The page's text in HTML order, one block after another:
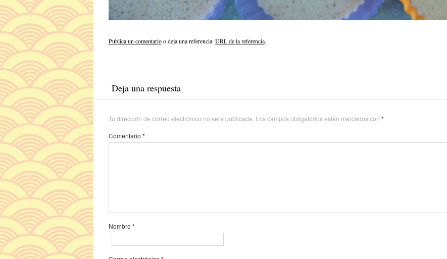
Publica un comentarioo deja una referencia:URL de la referencia.
Deja una respuesta
Tu dirección de correo electrónico no será publicada. Los campos obligatorios están marcados con *
Comentario *
Nombre *